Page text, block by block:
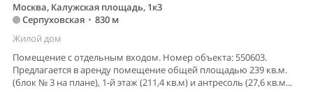
Москва, Калужская площадь, 1к3
Серпуховская • 830 м
Жилой дом
Помещение с отдельным входом. Номер объекта: 550603.
Предлагается в аренду помещение общей площадью 239 кв.м.
(блок № 3 на плане), 1-й этаж (211,4 кв.м) и антресоль (27,6 кв.м...